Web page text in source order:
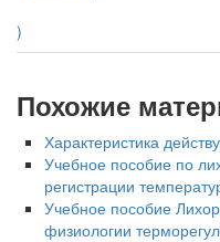
)
Похожие
Характеристика
Учебное пособие по
регистрации
Учебное пособие
физиологии